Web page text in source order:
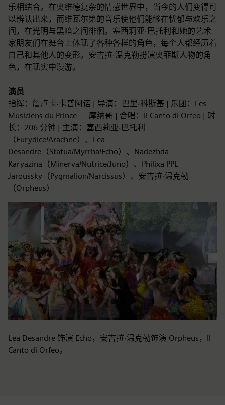
乐相结合。在奥维德复杂的情感世界中，当今的人们变得可
以辨认出来，而维瓦尔第的音乐使他们能够在忧郁与欢乐之
间，在光明与黑暗之间徘徊。塞西莉亚·巴托利和她的艺术
家朋友们在舞台上体现了各种各样的角色，每个人都经历着
自己和其他人的变形。安吉拉·温克勒扮演奥菲斯人物的角
色，在现实中漫游。
演员
指挥：詹卢卡·卡普阿诺 | 导演：巴里·科斯基 | 乐团：Les
Musiciens du Prince — 摩纳哥 | 合唱：Il Canto di Orfeo | 时
长：206 分钟 | 主演：塞西莉亚·巴托利
（Eurydice/Arachne）、Lea
Desandre（Statua/Myrrha/Echo）、Nadezhda
Karyazina（Minerva/Nutrice/Juno）、Philixa PPE
Jaroussky（Pygmalion/Narcissus）、安吉拉·温克勒
（Orpheus）
Lea Desandre 饰演 Echo，安吉拉·温克勒饰演 Orpheus，Il
Canto di Orfeo。